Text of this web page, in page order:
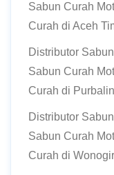
Sabun Curah
Curah di Aceh
Distributor
Sabun Curah
Curah di
Distributor
Sabun Curah
Curah di